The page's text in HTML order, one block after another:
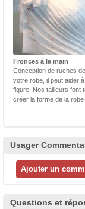
Fronces à la main
Conception de ruches
votre robe, il peut aider
figure. Nos tailleurs font
créer la forme de la robe
Usager
Questions et